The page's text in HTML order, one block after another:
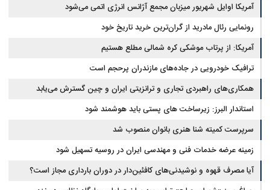
آمریکا اوایل شهریور میزبان مجمع آژانس انرژی اتمی می‌شود
رونمایی رئال مادرید از گران‌ترین خرید تاریخ خود
آمریکا: از پرتاب موشکی کره شمالی مطلع هستیم
ترافیک خودرویی در جاده‌های مازندران پرحجم است
همکاری‌های راهبردی تجاری و ترانزیتی ایران و چین گسترش می‌یابد
استاندار البرز: زیرساخت های پستی باید هوشمند شود
سرپرست کمیته شنا هنری بانوان منصوب شد
زمینه عرضه خدمات فنی و مهندسی ایران در روسیه تسهیل شود
آیا مصرف قهوه و نوشیدنی‌های کافئین‌دار در دوران بارداری مجاز است؟